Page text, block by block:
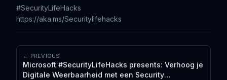
#SecurityLifeHacks
https://aka.ms/Securitylifehacks
← PREVIOUS
Microsoft #SecurityLifeHacks presents: Verhoog je
Digitale Weerbaarheid met een Security